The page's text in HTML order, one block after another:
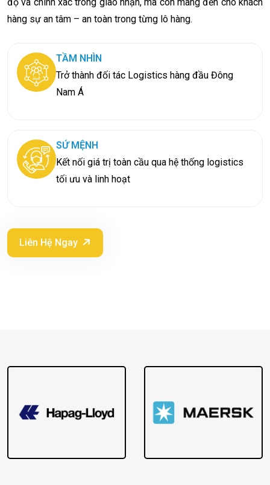
hàng sự an tâm – an toàn trong từng lô hàng.
TẦM NHÌN
Trở thành đối tác Logistics hàng đầu Đông
Nam Á
SỨ MỆNH
Kết nối giá trị toàn cầu qua hệ thống logistics
tối ưu và linh hoạt
Liên Hệ Ngay